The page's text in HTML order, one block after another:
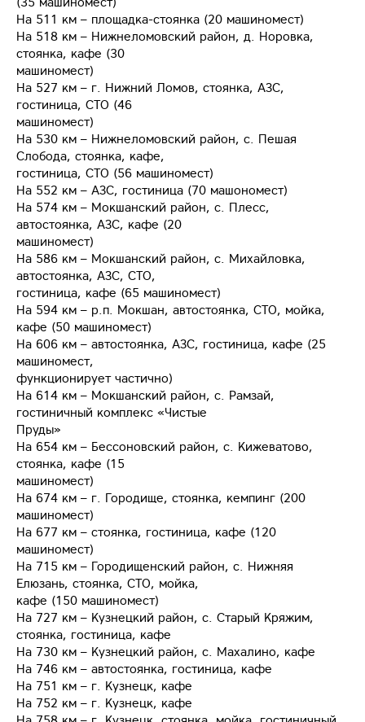
На 511 км – площадка-стоянка (20 машиномест)
На 518 км – Нижнеломовский район, д. Норовка,
стоянка, кафе (30
машиномест)
На 527 км – г. Нижний Ломов, стоянка, АЗС,
гостиница, СТО (46
машиномест)
На 530 км – Нижнеломовский район, с. Пешая
Слобода, стоянка, кафе,
гостиница, СТО (56 машиномест)
На 552 км – АЗС, гостиница (70 машономест)
На 574 км – Мокшанский район, с. Плесс,
автостоянка, АЗС, кафе (20
машиномест)
На 586 км – Мокшанский район, с. Михайловка,
автостоянка, АЗС, СТО,
гостиница, кафе (65 машиномест)
На 594 км – р.п. Мокшан, автостоянка, СТО, мойка,
кафе (50 машиномест)
На 606 км – автостоянка, АЗС, гостиница, кафе (25
машиномест,
функционирует частично)
На 614 км – Мокшанский район, с. Рамзай,
гостиничный комплекс «Чистые
Пруды»
На 654 км – Бессоновский район, с. Кижеватово,
стоянка, кафе (15
машиномест)
На 674 км – г. Городище, стоянка, кемпинг (200
машиномест)
На 677 км – стоянка, гостиница, кафе (120
машиномест)
На 715 км – Городищенский район, с. Нижняя
Елюзань, стоянка, СТО, мойка,
кафе (150 машиномест)
На 727 км – Кузнецкий район, с. Старый Кряжим,
стоянка, гостиница, кафе
На 730 км – Кузнецкий район, с. Махалино, кафе
На 746 км – автостоянка, гостиница, кафе
На 751 км – г. Кузнецк, кафе
На 752 км – г. Кузнецк, кафе